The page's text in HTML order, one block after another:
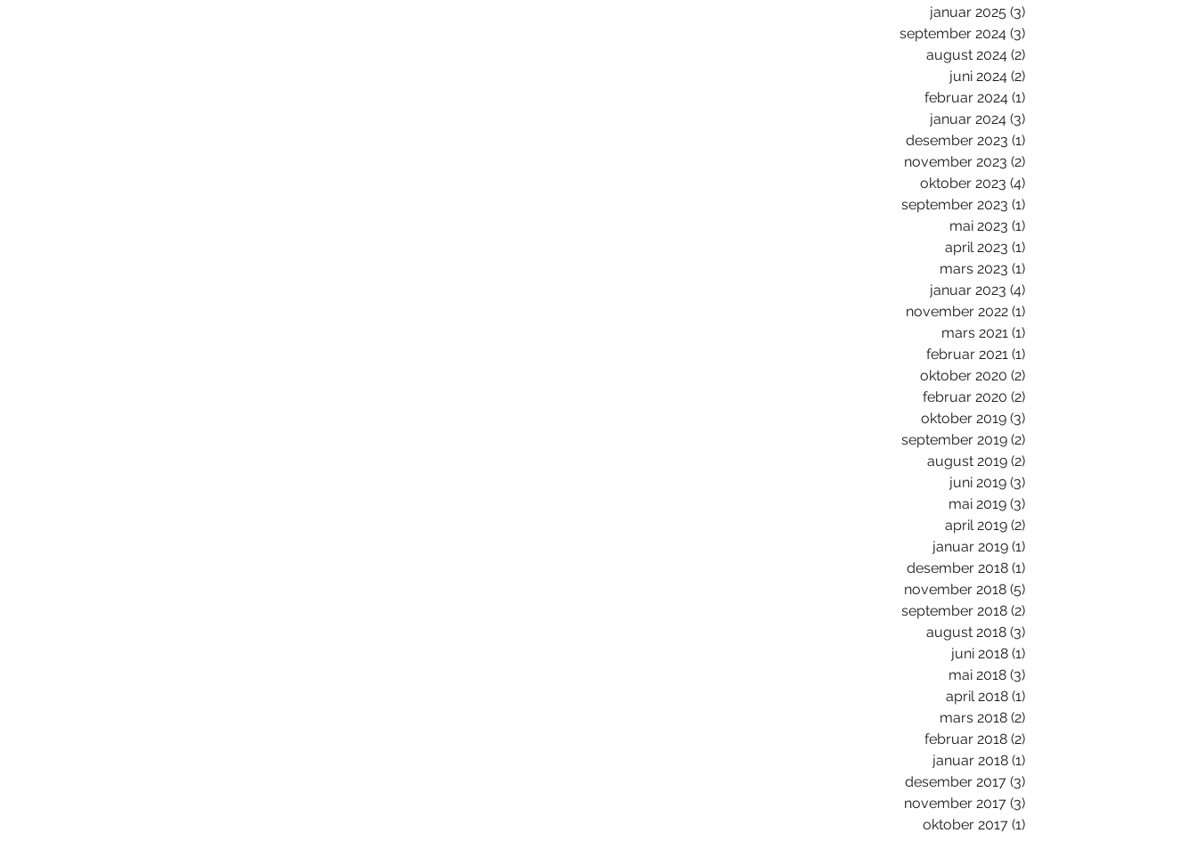
januar 2025 (3)
september 2024 (3)
august 2024 (2)
juni 2024 (2)
februar 2024 (1)
januar 2024 (3)
desember 2023 (1)
november 2023 (2)
oktober 2023 (4)
september 2023 (1)
mai 2023 (1)
april 2023 (1)
mars 2023 (1)
januar 2023 (4)
november 2022 (1)
mars 2021 (1)
februar 2021 (1)
oktober 2020 (2)
februar 2020 (2)
oktober 2019 (3)
september 2019 (2)
august 2019 (2)
juni 2019 (3)
mai 2019 (3)
april 2019 (2)
januar 2019 (1)
desember 2018 (1)
november 2018 (5)
september 2018 (2)
august 2018 (3)
juni 2018 (1)
mai 2018 (3)
april 2018 (1)
mars 2018 (2)
februar 2018 (2)
januar 2018 (1)
desember 2017 (3)
november 2017 (3)
oktober 2017 (1)